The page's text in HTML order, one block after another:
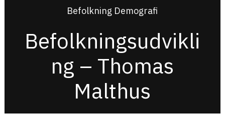
Befolkning Demografi
Befolkningsudvikli
ng – Thomas
Malthus